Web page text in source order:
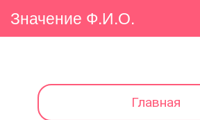
Значение Ф.И.О.
Главная